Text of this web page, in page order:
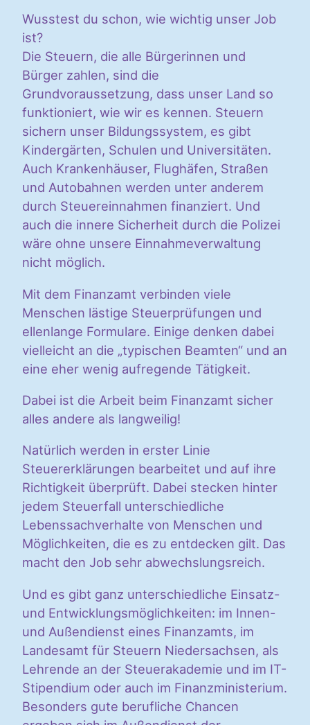
Wusstest du schon, wie wichtig unser Job
ist?
Die Steuern, die alle Bürgerinnen und
Bürger zahlen, sind die
Grundvoraussetzung, dass unser Land so
funktioniert, wie wir es kennen. Steuern
sichern unser Bildungssystem, es gibt
Kindergärten, Schulen und Universitäten.
Auch Krankenhäuser, Flughäfen, Straßen
und Autobahnen werden unter anderem
durch Steuereinnahmen finanziert. Und
auch die innere Sicherheit durch die Polizei
wäre ohne unsere Einnahmeverwaltung
nicht möglich.
Mit dem Finanzamt verbinden viele
Menschen lästige Steuerprüfungen und
ellenlange Formulare. Einige denken dabei
vielleicht an die „typischen Beamten“ und an
eine eher wenig aufregende Tätigkeit.
Dabei ist die Arbeit beim Finanzamt sicher
alles andere als langweilig!
Natürlich werden in erster Linie
Steuererklärungen bearbeitet und auf ihre
Richtigkeit überprüft. Dabei stecken hinter
jedem Steuerfall unterschiedliche
Lebenssachverhalte von Menschen und
Möglichkeiten, die es zu entdecken gilt. Das
macht den Job sehr abwechslungsreich.
Und es gibt ganz unterschiedliche Einsatz-
und Entwicklungsmöglichkeiten: im Innen-
und Außendienst eines Finanzamts, im
Landesamt für Steuern Niedersachsen, als
Lehrende an der Steuerakademie und im IT-
Stipendium oder auch im Finanzministerium.
Besonders gute berufliche Chancen